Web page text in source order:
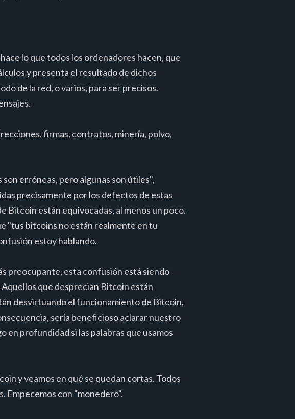
lo que todos los ordenadores hacen, que
y presenta el resultado de dichos
de la red, o varios, para ser precisos.
firmas, contratos, minería, polvo,
erróneas, pero algunas son útiles",
precisamente por los defectos de estas
Bitcoin están equivocadas, al menos un poco.
"tus bitcoins no están realmente en tu
estoy hablando.
preocupante, esta confusión está siendo
que desprecian Bitcoin están
desvirtuando el funcionamiento de Bitcoin,
sería beneficioso aclarar nuestro
en profundidad si las palabras que usamos
y veamos en qué se quedan cortas. Todos
Empecemos con "monedero".